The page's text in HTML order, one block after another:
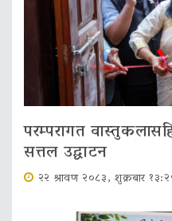
परम्परागत
सत्तल उद्घाटन
२२ श्रावण २०८३, शुक्रबार